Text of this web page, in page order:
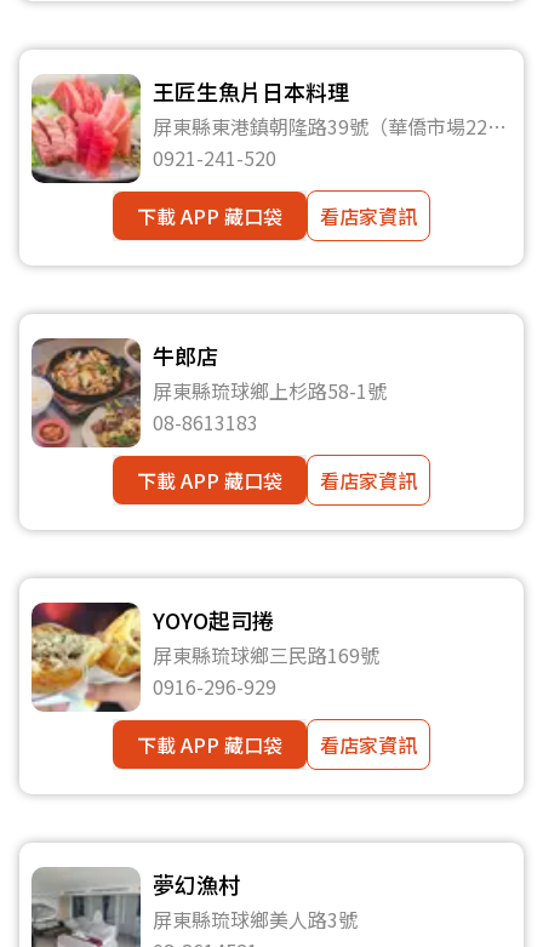
王匠生魚片日本料理
屏東縣東港鎮朝隆路39號（華僑市場228
號攤位）
0921-241-520
下載 APP 藏口袋
看店家資訊
牛郎店
屏東縣琉球鄉上杉路58-1號
08-8613183
下載 APP 藏口袋
看店家資訊
YOYO起司捲
屏東縣琉球鄉三民路169號
0916-296-929
下載 APP 藏口袋
看店家資訊
夢幻漁村
屏東縣琉球鄉美人路3號